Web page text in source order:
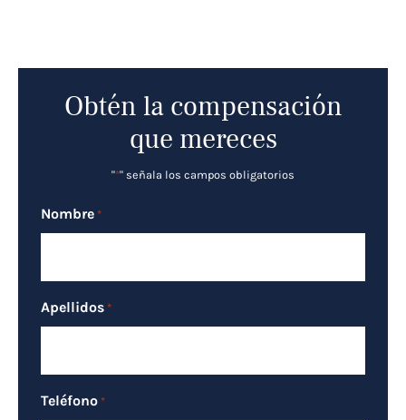
Obtén la compensación
que mereces
"*" señala los campos obligatorios
Nombre *
Apellidos *
Teléfono *